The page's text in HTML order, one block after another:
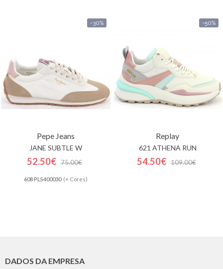
-30%
Pepe Jeans
JANE SUBTLE W
52.50€ 75.00€
608 PLS400030(+ Cores)
-50%
Replay
621 ATHENA RUN
54.50€ 109.00€
DADOS DA EMPRESA